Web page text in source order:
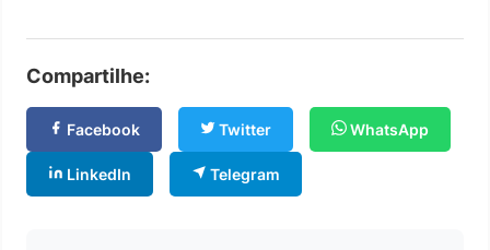
Compartilhe:
Facebook Twitter WhatsApp
LinkedIn Telegram